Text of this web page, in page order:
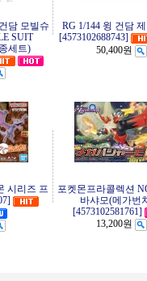
담 모빌슈
SUIT
세트)
RG 1/144 윙 건담
[4573102688743]
50,400원
시리즈 프
포켓몬프라콜렉션
바샤모(메가번
[4573102581761]
13,200원